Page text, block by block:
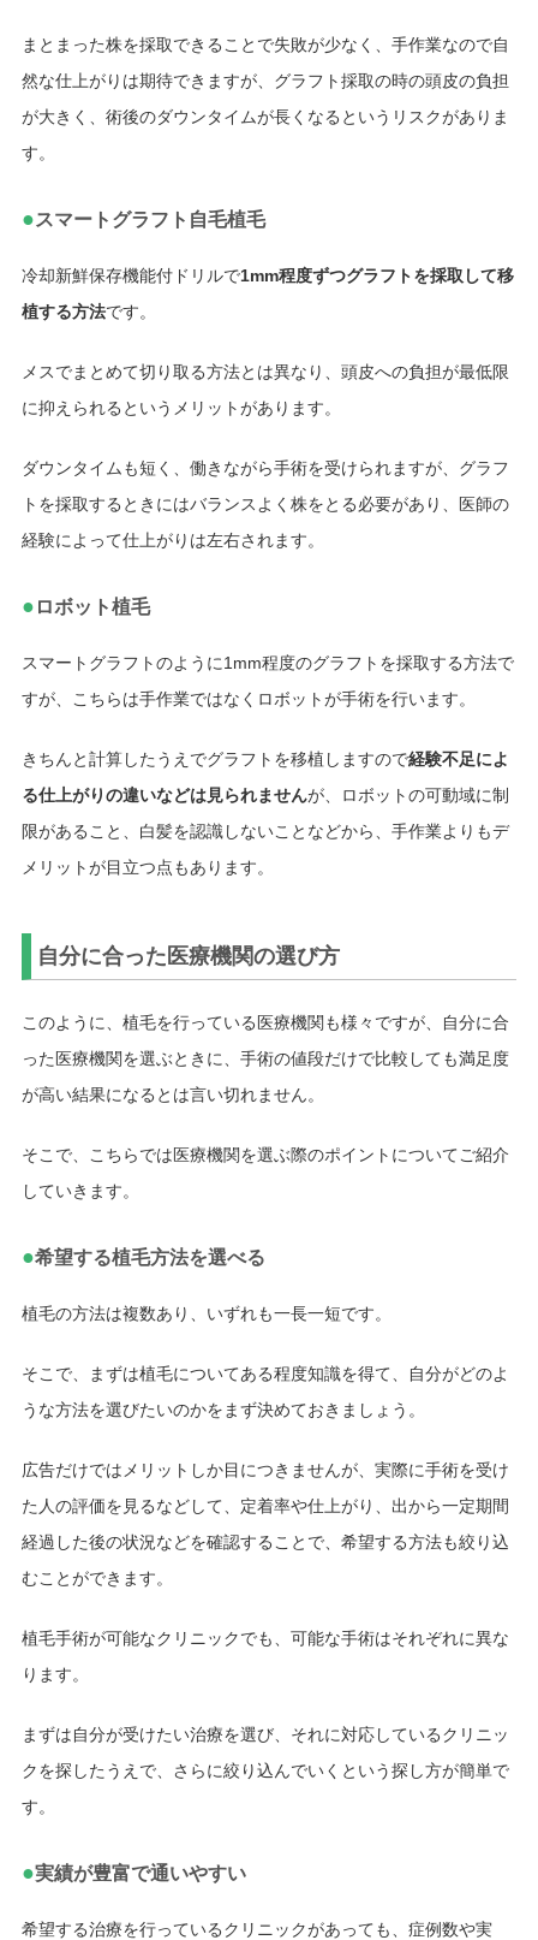
まとまった株を採取できることで失敗が少なく、手作業なので自
然な仕上がりは期待できますが、グラフト採取の時の頭皮の負担
が大きく、術後のダウンタイムが長くなるというリスクがありま
す。
●スマートグラフト自毛植毛
冷却新鮮保存機能付ドリルで1mm程度ずつグラフトを採取して移
植する方法です。
メスでまとめて切り取る方法とは異なり、頭皮への負担が最低限
に抑えられるというメリットがあります。
ダウンタイムも短く、働きながら手術を受けられますが、グラフ
トを採取するときにはバランスよく株をとる必要があり、医師の
経験によって仕上がりは左右されます。
● ロボット植毛
スマートグラフトのように1mm程度のグラフトを採取する方法で
すが、こちらは手作業ではなくロボットが手術を行います。
きちんと計算したうえでグラフトを移植しますので経験不足によ
る仕上がりの違いなどは見られませんが、ロボットの可動域に制
限があること、白髪を認識しないことなどから、手作業よりもデ
メリットが目立つ点もあります。
自分に合った医療機関の選び方
このように、植毛を行っている医療機関も様々ですが、自分に合
った医療機関を選ぶときに、手術の値段だけで比較しても満足度
が高い結果になるとは言い切れません。
そこで、こちらでは医療機関を選ぶ際のポイントについてご紹介
していきます。
●希望する植毛方法を選べる
植毛の方法は複数あり、いずれも一長一短です。
そこで、まずは植毛についてある程度知識を得て、自分がどのよ
うな方法を選びたいのかをまず決めておきましょう。
広告だけではメリットしか目につきませんが、実際に手術を受け
た人の評価を見るなどして、定着率や仕上がり、出から一定期間
経過した後の状況などを確認することで、希望する方法も絞り込
むことができます。
植毛手術が可能なクリニックでも、可能な手術はそれぞれに異な
ります。
まずは自分が受けたい治療を選び、それに対応しているクリニッ
クを探したうえで、さらに絞り込んでいくという探し方が簡単で
す。
●実績が豊富で通いやすい
希望する治療を行っているクリニックがあっても、症例数や実